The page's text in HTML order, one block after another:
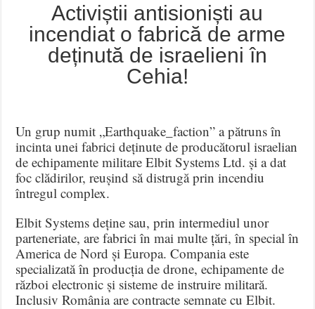
Activiștii antisioniști au
incendiat o fabrică de arme
deținută de israelieni în
Cehia!
Un grup numit „Earthquake_faction” a pătruns în
incinta unei fabrici deținute de producătorul israelian
de echipamente militare Elbit Systems Ltd. și a dat
foc clădirilor, reușind să distrugă prin incendiu
întregul complex.
Elbit Systems deține sau, prin intermediul unor
parteneriate, are fabrici în mai multe țări, în special în
America de Nord și Europa. Compania este
specializată în producția de drone, echipamente de
război electronic și sisteme de instruire militară.
Inclusiv România are contracte semnate cu Elbit.